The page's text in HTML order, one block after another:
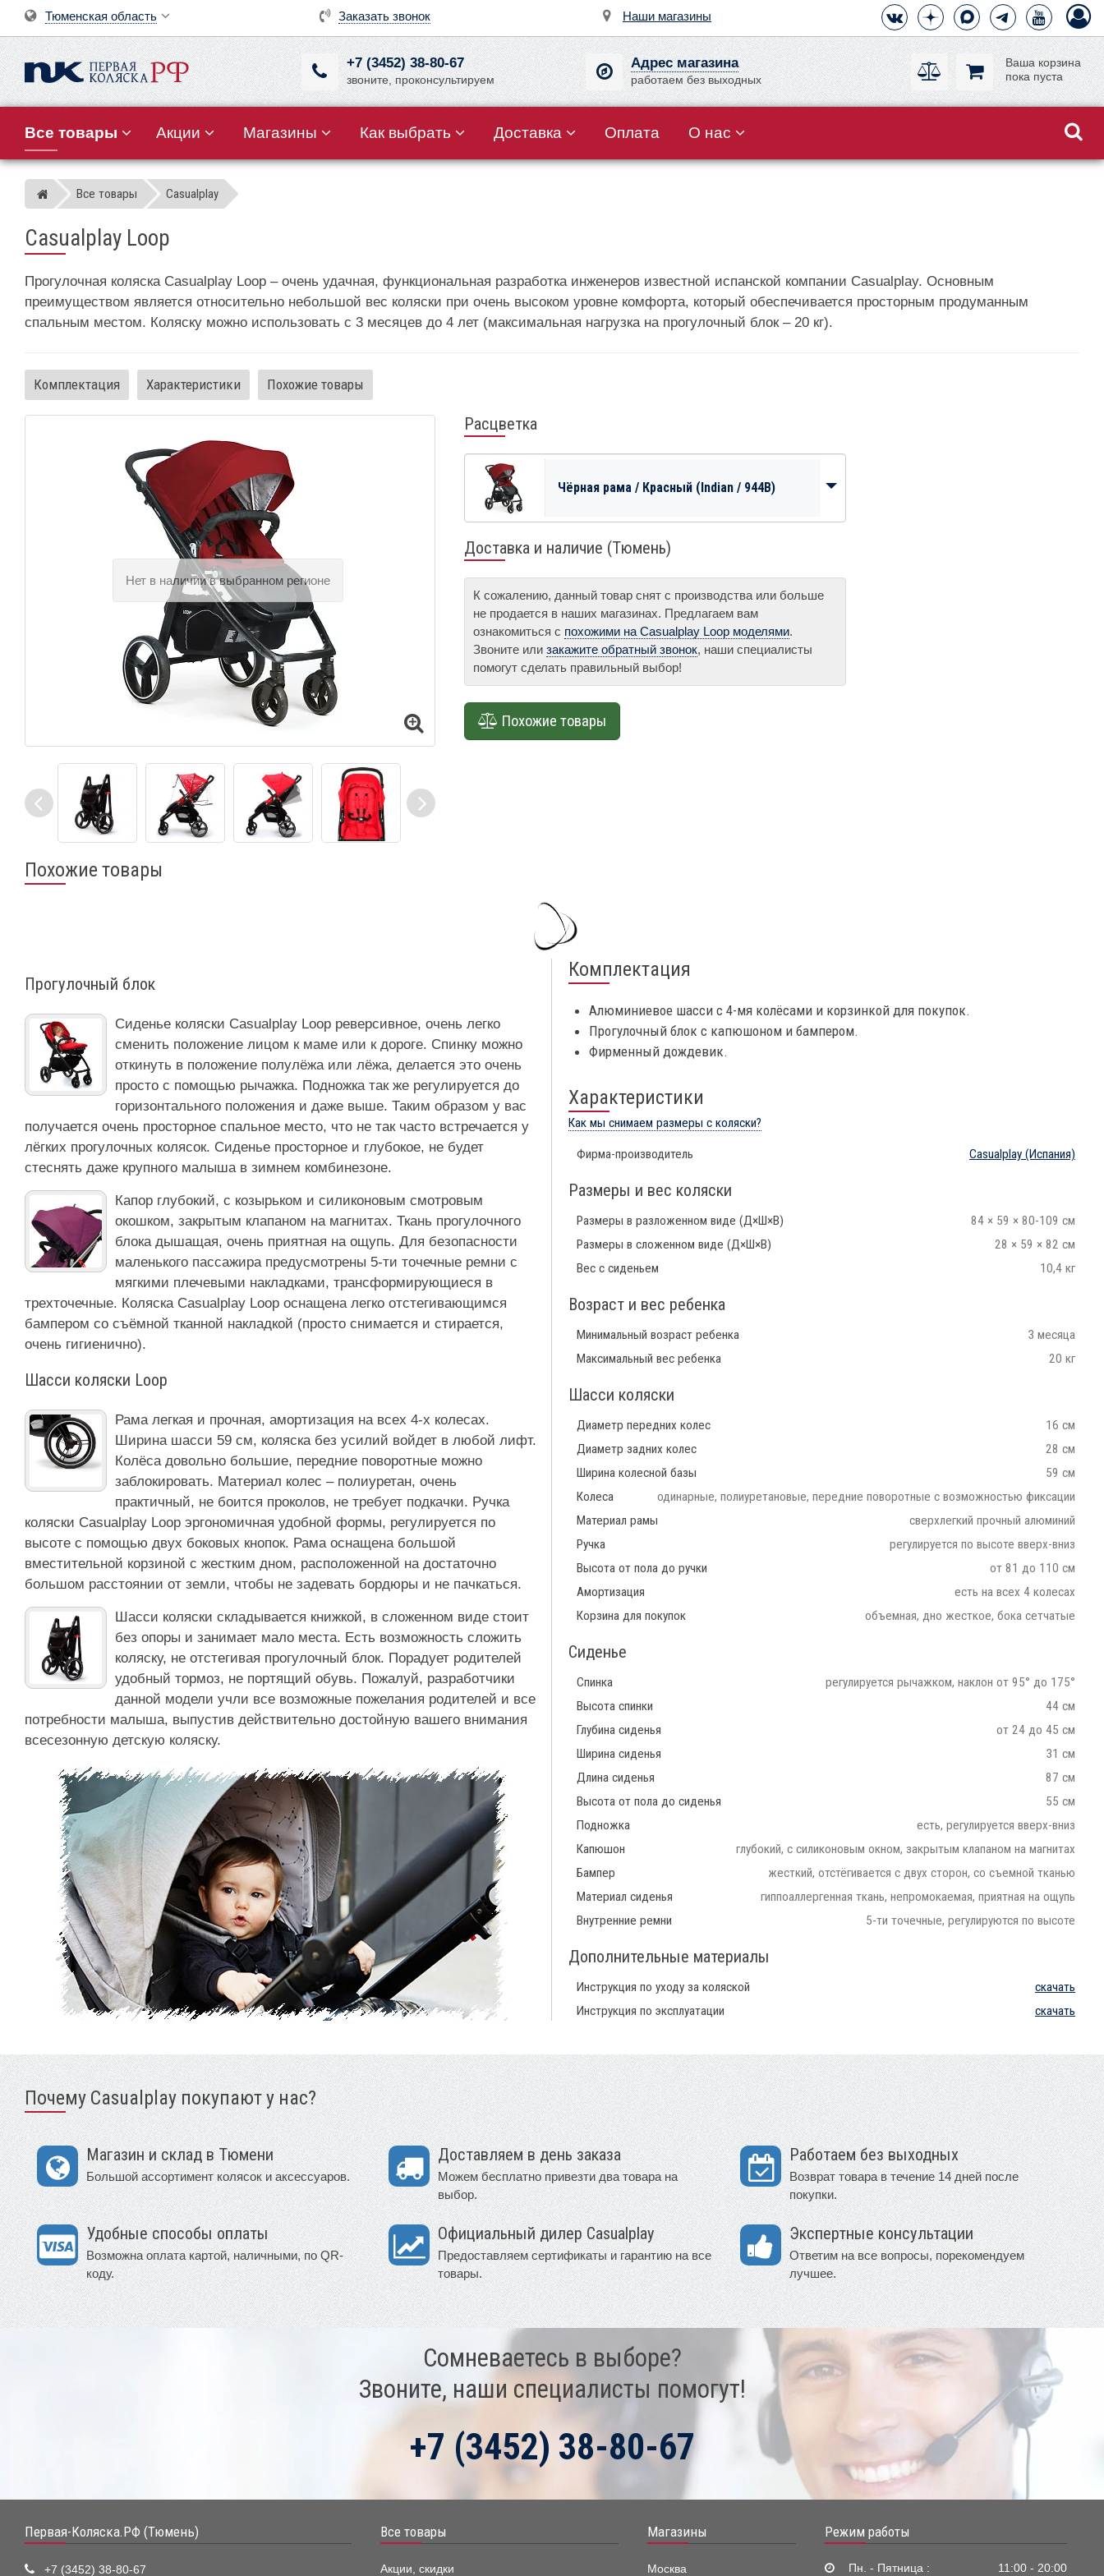
Заказать звонок Наши магазины
Тюменская область
+7 (3452) 38-80-67
звоните, проконсультируем
Адрес магазина
работаем без выходных
Ваша корзина
пока пуста
Все товары Акции Магазины Как выбрать Доставка Оплата О нас
Магазин детских колясок
Все товары Casualplay
Casualplay Loop
Прогулочная коляска Casualplay Loop – очень удачная, функциональная разработка инженеров известной испанской компании Casualplay. Основным
преимуществом является относительно небольшой вес коляски при очень высоком уровне комфорта, который обеспечивается просторным продуманным
спальным местом. Коляску можно использовать с 3 месяцев до 4 лет (максимальная нагрузка на прогулочный блок – 20 кг).
Комплектация Характеристики Похожие товары
Расцветка
Чёрная рама / Красный (Indian / 944B)
Доставка и наличие (Тюмень)
К сожалению, данный товар снят с производства или больше
не продается в наших магазинах. Предлагаем вам
ознакомиться с похожими на Casualplay Loop моделями.
Звоните или закажите обратный звонок, наши специалисты
помогут сделать правильный выбор!
Похожие товары
Похожие товары
Прогулочный блок
Сиденье коляски Casualplay Loop реверсивное, очень легко
сменить положение лицом к маме или к дороге. Спинку можно
откинуть в положение полулёжа или лёжа, делается это очень
просто с помощью рычажка. Подножка так же регулируется до
горизонтального положения и даже выше. Таким образом у вас
получается очень просторное спальное место, что не так часто встречается у
лёгких прогулочных колясок. Сиденье просторное и глубокое, не будет
стеснять даже крупного малыша в зимнем комбинезоне.
Капор глубокий, с козырьком и силиконовым смотровым
окошком, закрытым клапаном на магнитах. Ткань прогулочного
блока дышащая, очень приятная на ощупь. Для безопасности
маленького пассажира предусмотрены 5-ти точечные ремни с
мягкими плечевыми накладками, трансформирующиеся в
трехточечные. Коляска Casualplay Loop оснащена легко отстегивающимся
бампером со съёмной тканной накладкой (просто снимается и стирается,
очень гигиенично).
Шасси коляски Loop
Рама легкая и прочная, амортизация на всех 4-х колесах.
Ширина шасси 59 см, коляска без усилий войдет в любой лифт.
Колёса довольно большие, передние поворотные можно
заблокировать. Материал колес – полиуретан, очень
практичный, не боится проколов, не требует подкачки. Ручка
коляски Casualplay Loop эргономичная удобной формы, регулируется по
высоте с помощью двух боковых кнопок. Рама оснащена большой
вместительной корзиной с жестким дном, расположенной на достаточно
большом расстоянии от земли, чтобы не задевать бордюры и не пачкаться.
Шасси коляски складывается книжкой, в сложенном виде стоит
без опоры и занимает мало места. Есть возможность сложить
коляску, не отстегивая прогулочный блок. Порадует родителей
удобный тормоз, не портящий обувь. Пожалуй, разработчики
данной модели учли все возможные пожелания родителей и все
потребности малыша, выпустив действительно достойную вашего внимания
всесезонную детскую коляску.
Комплектация
Алюминиевое шасси с 4-мя колёсами и корзинкой для покупок.
Прогулочный блок с капюшоном и бампером.
Фирменный дождевик.
Характеристики
Как мы снимаем размеры с коляски?
Фирма-производитель Casualplay (Испания)
Размеры и вес коляски
Размеры в разложенном виде (Д×Ш×В)
84 × 59 × 80-109 см
Размеры в сложенном виде (Д×Ш×В)
28 × 59 × 82 см
Вес с сиденьем
10,4 кг
Возраст и вес ребенка
Минимальный возраст ребенка
3 месяца
Максимальный вес ребенка
20 кг
Шасси коляски
Диаметр передних колес
16 см
Диаметр задних колес
28 см
Ширина колесной базы
59 см
Колеса
одинарные, полиуретановые, передние поворотные с возможностью фиксации
Материал рамы
сверхлегкий прочный алюминий
Ручка
регулируется по высоте вверх-вниз
Высота от пола до ручки
от 81 до 110 см
Амортизация
есть на всех 4 колесах
Корзина для покупок
объемная, дно жесткое, бока сетчатые
Сиденье
Спинка
регулируется рычажком, наклон от 95° до 175°
Высота спинки
44 см
Глубина сиденья
от 24 до 45 см
Ширина сиденья
31 см
Длина сиденья
87 см
Высота от пола до сиденья
55 см
Подножка
есть, регулируется вверх-вниз
Капюшон
глубокий, с силиконовым окном, закрытым клапаном на магнитах
Бампер
жесткий, отстёгивается с двух сторон, со съемной тканью
Материал сиденья
гиппоаллергенная ткань, непромокаемая, приятная на ощупь
Внутренние ремни
5-ти точечные, регулируются по высоте
Дополнительные материалы
Инструкция по уходу за коляской
скачать
Инструкция по эксплуатации
скачать
Почему Casualplay покупают у нас?
Магазин и склад в Тюмени
Большой ассортимент колясок и аксессуаров.
Доставляем в день заказа
Можем бесплатно привезти два товара на
выбор.
Работаем без выходных
Возврат товара в течение 14 дней после
покупки.
Удобные способы оплаты
Возможна оплата картой, наличными, по QR-
коду.
Официальный дилер Casualplay
Предоставляем сертификаты и гарантию на все
товары.
Экспертные консультации
Ответим на все вопросы, порекомендуем
лучшее.
Сомневаетесь в выборе?
Звоните, наши специалисты помогут!
+7 (3452) 38-80-67
Первая-Коляска.РФ (Тюмень)
+7 (3452) 38-80-67
Все товары
Акции, скидки
Магазины
Москва
Режим работы
Пн. - Пятница : 11:00 - 20:00